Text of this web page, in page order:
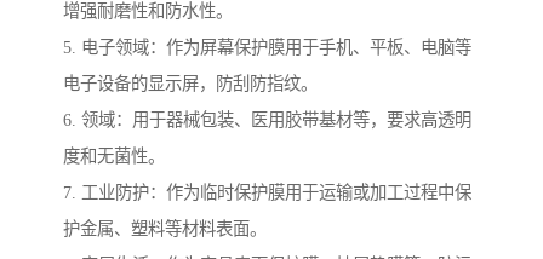
增强耐磨性和防水性。
5. 电子领域：作为屏幕保护膜用于手机、平板、电脑等
电子设备的显示屏，防刮防指纹。
6. 领域：用于器械包装、医用胶带基材等，要求高透明
度和无菌性。
7. 工业防护：作为临时保护膜用于运输或加工过程中保
护金属、塑料等材料表面。